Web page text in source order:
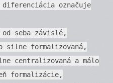
diferenciácia označuje
od seba závislé,
silne formalizovaná,
centralizovaná a málo
formalizácie,